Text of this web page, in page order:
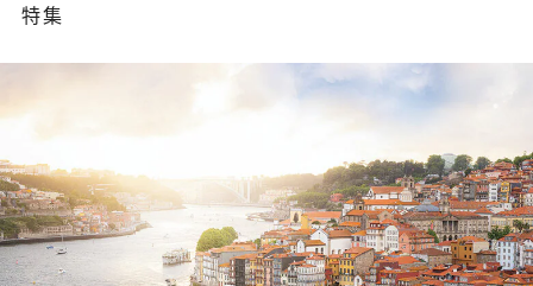
特集